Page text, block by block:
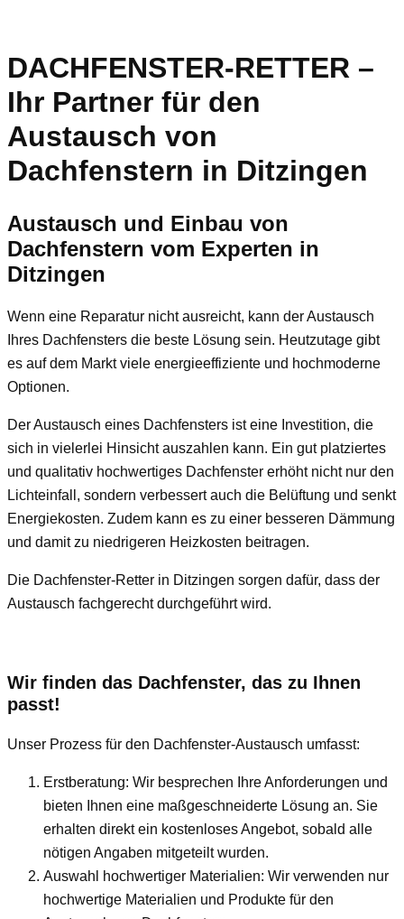
DACHFENSTER-RETTER –
Ihr Partner für den
Austausch von
Dachfenstern in Ditzingen
Austausch und Einbau von
Dachfenstern vom Experten in
Ditzingen
Wenn eine Reparatur nicht ausreicht, kann der Austausch
Ihres Dachfensters die beste Lösung sein. Heutzutage gibt
es auf dem Markt viele energieeffiziente und hochmoderne
Optionen.
Der Austausch eines Dachfensters ist eine Investition, die
sich in vielerlei Hinsicht auszahlen kann. Ein gut platziertes
und qualitativ hochwertiges Dachfenster erhöht nicht nur den
Lichteinfall, sondern verbessert auch die Belüftung und senkt
Energiekosten. Zudem kann es zu einer besseren Dämmung
und damit zu niedrigeren Heizkosten beitragen.
Die Dachfenster-Retter in Ditzingen sorgen dafür, dass der
Austausch fachgerecht durchgeführt wird.
Wir finden das Dachfenster, das zu Ihnen
passt!
Unser Prozess für den Dachfenster-Austausch umfasst:
Erstberatung: Wir besprechen Ihre Anforderungen und
bieten Ihnen eine maßgeschneiderte Lösung an. Sie
erhalten direkt ein kostenloses Angebot, sobald alle
nötigen Angaben mitgeteilt wurden.
Auswahl hochwertiger Materialien: Wir verwenden nur
hochwertige Materialien und Produkte für den